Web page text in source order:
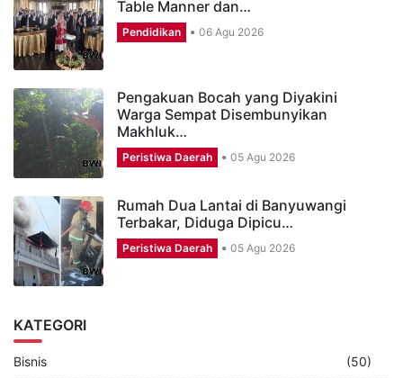
Table Manner dan…
Pendidikan 06 Agu 2026
Pengakuan Bocah yang Diyakini
Warga Sempat Disembunyikan
Makhluk…
Peristiwa Daerah 05 Agu 2026
Rumah Dua Lantai di Banyuwangi
Terbakar, Diduga Dipicu…
Peristiwa Daerah 05 Agu 2026
KATEGORI
Bisnis (50)